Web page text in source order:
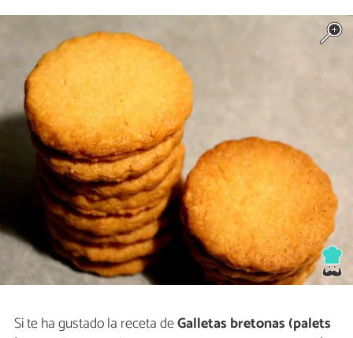
Si te ha gustado la receta deGalletas bretonas (palets